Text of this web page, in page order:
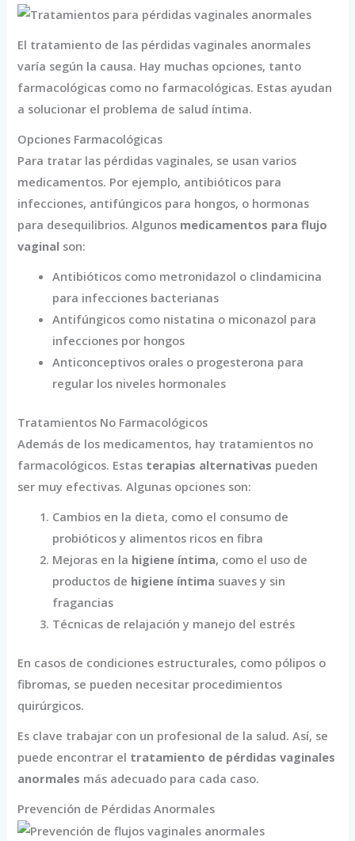
El tratamiento de las pérdidas vaginales anormales
varía según la causa. Hay muchas opciones, tanto
farmacológicas como no farmacológicas. Estas ayudan
a solucionar el problema de salud íntima.
Opciones Farmacológicas
Para tratar las pérdidas vaginales, se usan varios
medicamentos. Por ejemplo, antibióticos para
infecciones, antifúngicos para hongos, o hormonas
para desequilibrios. Algunos medicamentos para flujo
vaginal son:
Antibióticos como metronidazol o clindamicina
para infecciones bacterianas
Antifúngicos como nistatina o miconazol para
infecciones por hongos
Anticonceptivos orales o progesterona para
regular los niveles hormonales
Tratamientos No Farmacológicos
Además de los medicamentos, hay tratamientos no
farmacológicos. Estas terapias alternativas pueden
ser muy efectivas. Algunas opciones son:
Cambios en la dieta, como el consumo de
probióticos y alimentos ricos en fibra
Mejoras en la higiene íntima, como el uso de
productos de higiene íntima suaves y sin
fragancias
Técnicas de relajación y manejo del estrés
En casos de condiciones estructurales, como pólipos o
fibromas, se pueden necesitar procedimientos
quirúrgicos.
Es clave trabajar con un profesional de la salud. Así, se
puede encontrar el tratamiento de pérdidas vaginales
anormales más adecuado para cada caso.
Prevención de Pérdidas Anormales